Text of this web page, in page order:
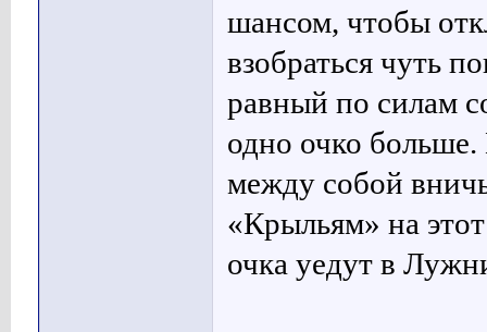
шансом, чтобы
взобраться чуть
равный по силам
одно очко
между собой
«Крыльям» на
очка уедут в